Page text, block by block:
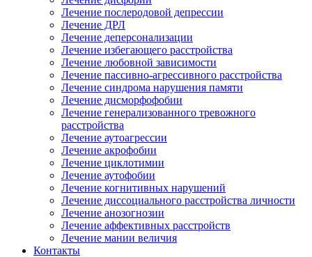
Лечение послеродовой депрессии
Лечение ДРЛ
Лечение деперсонализации
Лечение избегающего расстройства
Лечение любовной зависимости
Лечение пассивно-агрессивного расстройства
Лечение синдрома нарушения памяти
Лечение дисморфофобии
Лечение генерализованного тревожного
расстройства
Лечение аутоагрессии
Лечение акрофобии
Лечение циклотимии
Лечение аутофобии
Лечение когнитивных нарушений
Лечение диссоциального расстройства личности
Лечение анозогнозии
Лечение аффективных расстройств
Лечение мании величия
Контакты